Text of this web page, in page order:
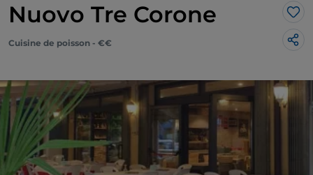
Nuovo Tre Corone
Cuisine de poisson - €€